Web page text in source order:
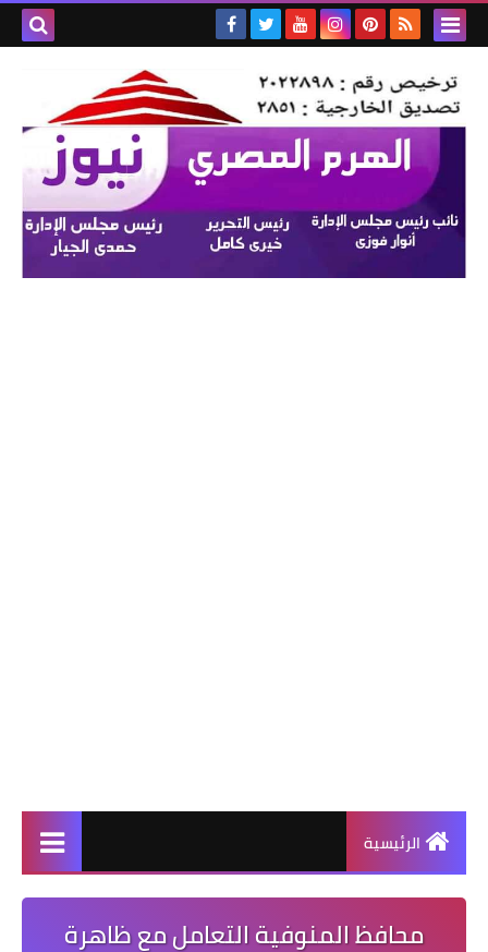
الرئيسية
محافظ المنوفية التعامل مع ظاهرة